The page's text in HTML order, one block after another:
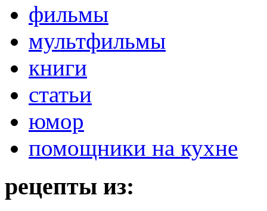
фильмы
мультфильмы
книги
статьи
юмор
помощники на кухне
рецепты из: